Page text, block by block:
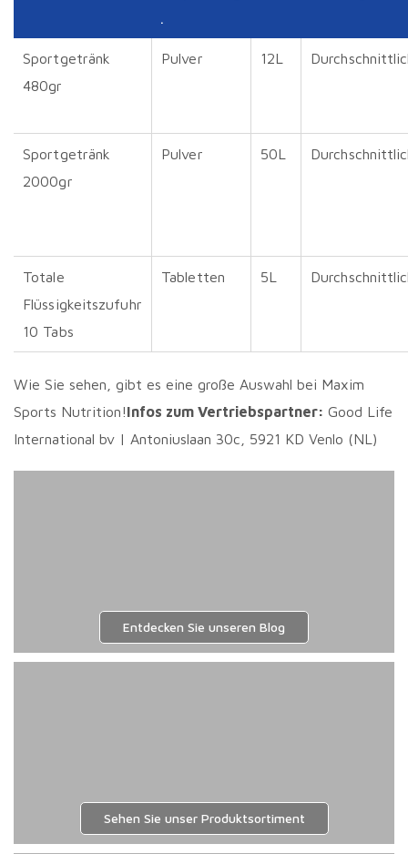
.
Sportgetränk
480gr
Pulver 12L
Sportgetränk
2000gr
Pulver 50L
Totale
Flüssigkeitszufuhr
10 Tabs
Tabletten 5L
Wie Sie sehen, gibt es eine große Auswahl bei Maxim
Sports Nutrition!Infos zum Vertriebspartner: Good Life
International bv | Antoniuslaan 30c, 5921 KD Venlo (NL)
Entdecken Sie unseren Blog
Sehen Sie unser Produktsortiment